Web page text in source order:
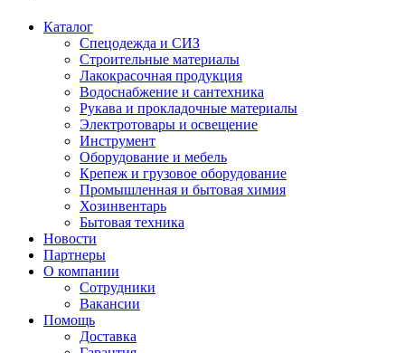
Каталог
Спецодежда и СИЗ
Строительные материалы
Лакокрасочная продукция
Водоснабжение и сантехника
Рукава и прокладочные материалы
Электротовары и освещение
Инструмент
Оборудование и мебель
Крепеж и грузовое оборудование
Промышленная и бытовая химия
Хозинвентарь
Бытовая техника
Новости
Партнеры
О компании
Сотрудники
Вакансии
Помощь
Доставка